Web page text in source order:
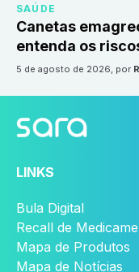
SAÚDE
Canetas
entenda os
5 de agosto de 2026, por
LINKS
Bula Digital
Recall de
Mapa de Produtos
Mapa de Notícias